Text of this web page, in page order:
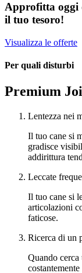
Approfitta oggi
il tuo tesoro!
Visualizza le offerte
Per quali disturbi
Premium
Lentezza nei
Il tuo cane si
gradisce
addirittura
Leccate
Il tuo cane si
articolazioni
faticose.
Ricerca di un
Quando cerca